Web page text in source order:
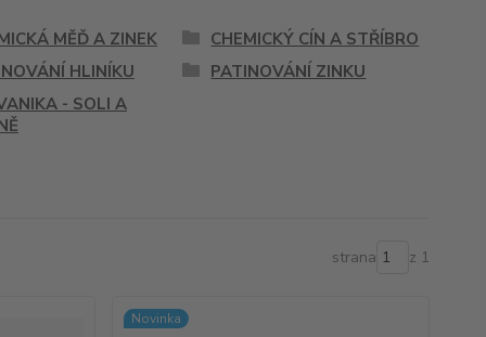
MĚĎ A ZINEK
CHEMICKÝ CÍN A STŘÍBRO
HLINÍKU
PATINOVÁNÍ ZINKU
- SOLI A
strana z 1
Novinka